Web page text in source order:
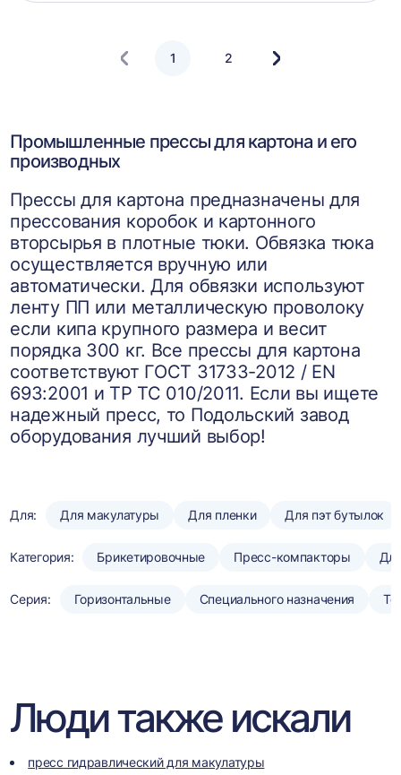
1 2
Следующая
Промышленные прессы для картона и его
производных
Прессы для картона предназначены для
прессования коробок и картонного
вторсырья в плотные тюки. Обвязка тюка
осуществляется вручную или
автоматически. Для обвязки используют
ленту ПП или металлическую проволоку
если кипа крупного размера и весит
порядка 300 кг. Все прессы для картона
соответствуют ГОСТ 31733-2012 / EN
693:2001 и ТР ТС 010/2011. Если вы ищете
надежный пресс, то Подольский завод
оборудования лучший выбор!
Для: Для макулатуры Для пленки Для пэт бутылок
Категория: Брикетировочные Пресс-компакторы
Серия: Горизонтальные Специального назначения
Люди также искали
пресс гидравлический для макулатуры